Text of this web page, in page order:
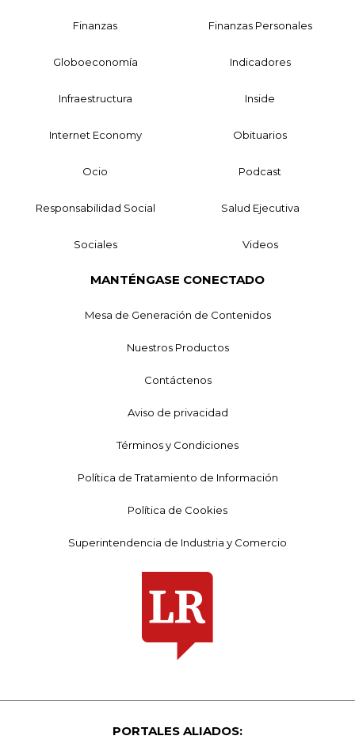
Finanzas Finanzas Personales
Globoeconomía Indicadores
Infraestructura Inside
Internet Economy Obituarios
Ocio Podcast
Responsabilidad Social Salud Ejecutiva
Sociales Videos
MANTÉNGASE CONECTADO
Mesa de Generación de Contenidos
Nuestros Productos
Contáctenos
Aviso de privacidad
Términos y Condiciones
Política de Tratamiento de Información
Política de Cookies
Superintendencia de Industria y Comercio
PORTALES ALIADOS: